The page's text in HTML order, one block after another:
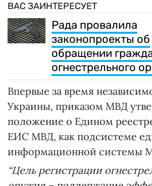
ВАС ЗАИНТЕРЕСУЕТ
Рада провалила
законопроекты об
обращении
огнестрельного
Впервые за время
Украины, приказом МВД
положение о Едином
ЕИС МВД, как подсистеме
информационной системы
“Цель регистрации